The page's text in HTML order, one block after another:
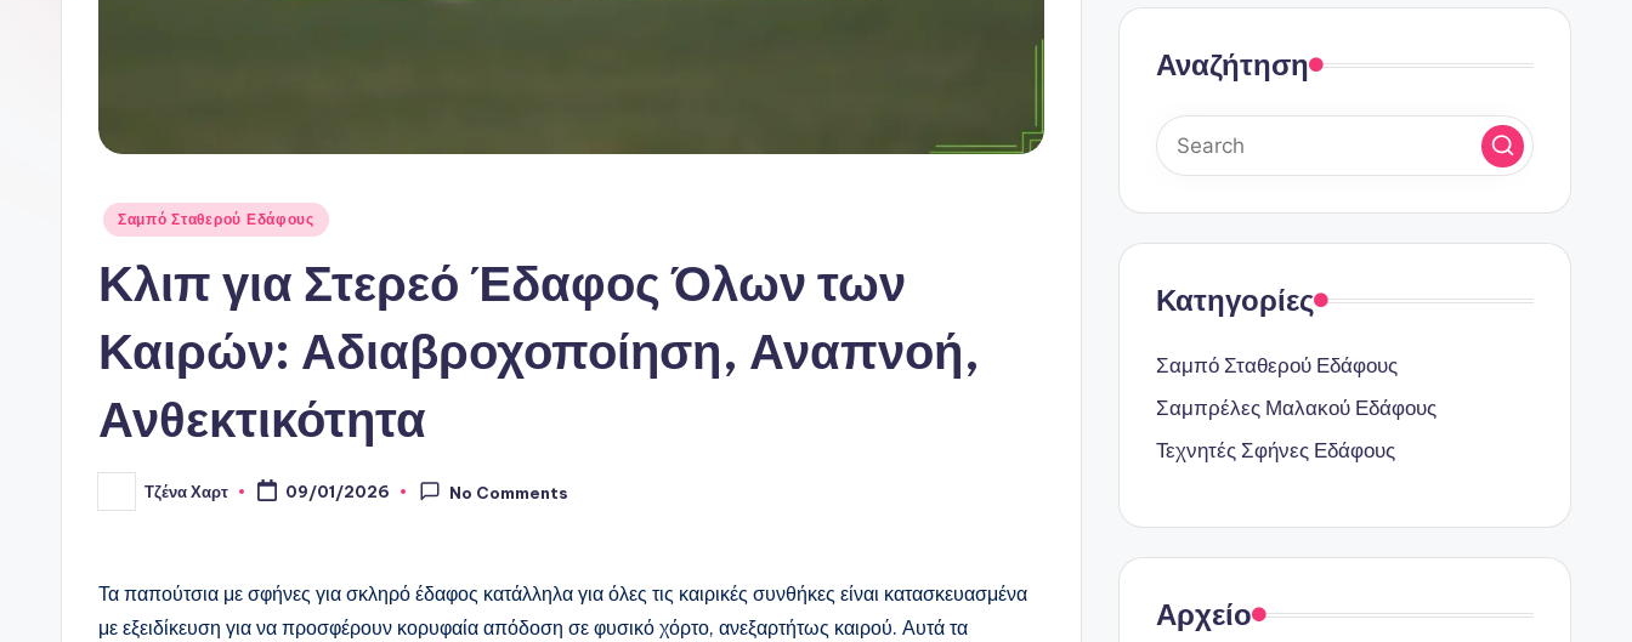
Posted
Σαμπό Σταθερού Εδάφους
Κλιπ για Στερεό Έδαφος Όλων των
Καιρών: Αδιαβροχοποίηση, Αναπνοή,
Ανθεκτικότητα
Posted
by
Τζένα Χαρτ 09/01/2026 No Comments
Τα παπούτσια με σφήνες για σκληρό έδαφος κατάλληλα για όλες τις καιρικές συνθήκες είναι κατασκευασμένα
με εξειδίκευση για να προσφέρουν κορυφαία απόδοση σε φυσικό χόρτο, ανεξαρτήτως καιρού. Αυτά τα
Αναζήτηση
Κατηγορίες
Σαμπό Σταθερού Εδάφους
Σαμπρέλες Μαλακού Εδάφους
Τεχνητές Σφήνες Εδάφους
Αρχείο